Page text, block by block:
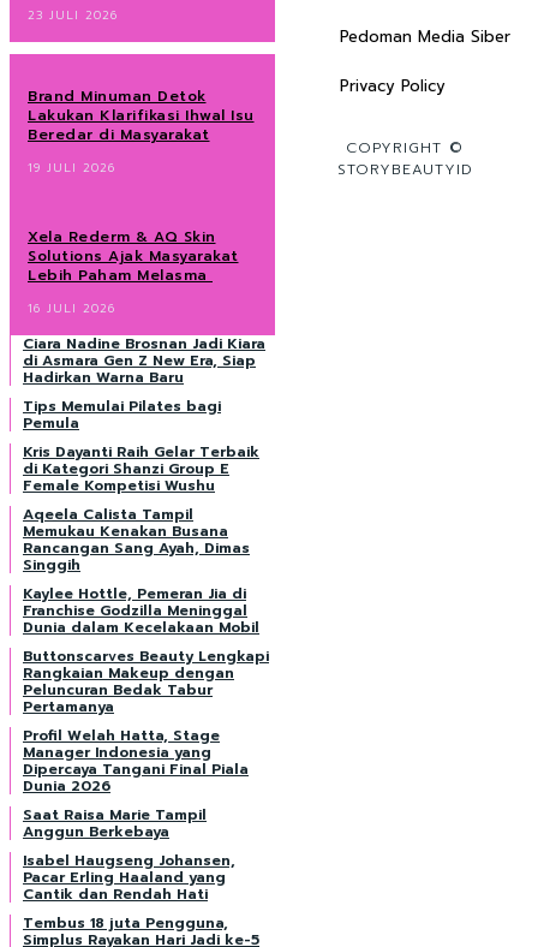
23 JULI 2026
Brand Minuman Detok
Lakukan Klarifikasi Ihwal Isu
Beredar di Masyarakat
19 JULI 2026
Xela Rederm & AQ Skin
Solutions Ajak Masyarakat
Lebih Paham Melasma
16 JULI 2026
Ciara Nadine Brosnan Jadi Kiara
di Asmara Gen Z New Era, Siap
Hadirkan Warna Baru
Tips Memulai Pilates bagi
Pemula
Kris Dayanti Raih Gelar Terbaik
di Kategori Shanzi Group E
Female Kompetisi Wushu
Aqeela Calista Tampil
Memukau Kenakan Busana
Rancangan Sang Ayah, Dimas
Singgih
Kaylee Hottle, Pemeran Jia di
Franchise Godzilla Meninggal
Dunia dalam Kecelakaan Mobil
Buttonscarves Beauty Lengkapi
Rangkaian Makeup dengan
Peluncuran Bedak Tabur
Pertamanya
Profil Welah Hatta, Stage
Manager Indonesia yang
Dipercaya Tangani Final Piala
Dunia 2026
Saat Raisa Marie Tampil
Anggun Berkebaya
Isabel Haugseng Johansen,
Pacar Erling Haaland yang
Cantik dan Rendah Hati
Tembus 18 juta Pengguna,
Simplus Rayakan Hari Jadi ke-5
Pedoman Media Siber
Privacy Policy
COPYRIGHT ©
STORYBEAUTYID